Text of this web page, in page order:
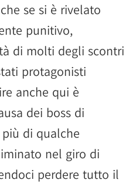
se si è rivelato
punitivo,
di molti degli scontri
protagonisti
anche qui è
dei boss di
di qualche
nel giro di
perdere tutto il